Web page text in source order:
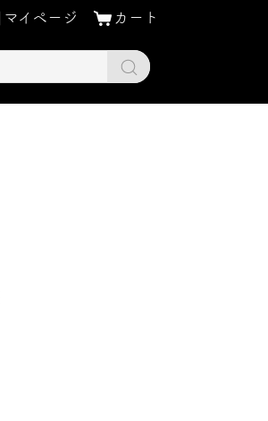
マイページ カート